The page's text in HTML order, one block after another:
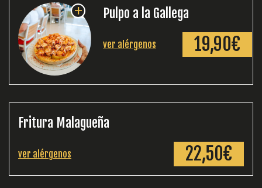
+ Pulpo a la Gallega
ver alérgenos 19,90€
Fritura Malagueña
ver alérgenos 22,50€